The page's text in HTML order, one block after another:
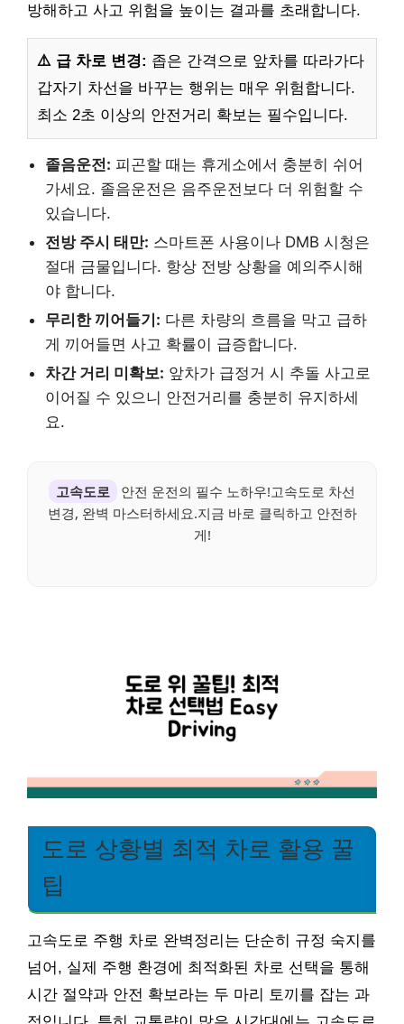
방해하고 사고 위험을 높이는 결과를 초래합니다.
⚠️ 급 차로 변경: 좁은 간격으로 앞차를 따라가다
갑자기 차선을 바꾸는 행위는 매우 위험합니다.
최소 2초 이상의 안전거리 확보는 필수입니다.
졸음운전: 피곤할 때는 휴게소에서 충분히 쉬어
가세요. 졸음운전은 음주운전보다 더 위험할 수
있습니다.
전방 주시 태만: 스마트폰 사용이나 DMB 시청은
절대 금물입니다. 항상 전방 상황을 예의주시해
야 합니다.
무리한 끼어들기: 다른 차량의 흐름을 막고 급하
게 끼어들면 사고 확률이 급증합니다.
차간 거리 미확보: 앞차가 급정거 시 추돌 사고로
이어질 수 있으니 안전거리를 충분히 유지하세
요.
고속도로
안전 운전의 필수 노하우!고속도로 차선
변경, 완벽 마스터하세요.지금 바로 클릭하고 안전하
게!
도로 상황별 최적 차로 활용 꿀
팁
고속도로 주행 차로 완벽정리는 단순히 규정 숙지를
넘어, 실제 주행 환경에 최적화된 차로 선택을 통해
시간 절약과 안전 확보라는 두 마리 토끼를 잡는 과